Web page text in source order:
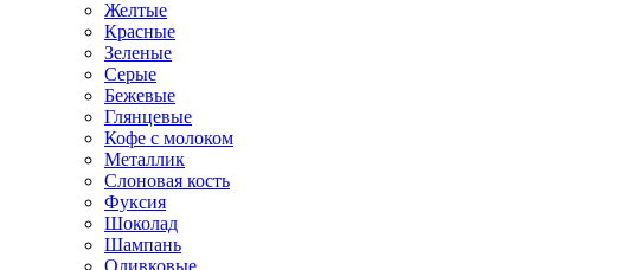
Желтые
Красные
Зеленые
Серые
Бежевые
Глянцевые
Кофе с молоком
Металлик
Слоновая кость
Фуксия
Шоколад
Шампань
Оливковые